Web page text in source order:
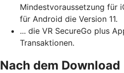
Mindestvoraussetzung für
für Android die Version 11.
... die VR SecureGo plus
Transaktionen.
Nach dem Download